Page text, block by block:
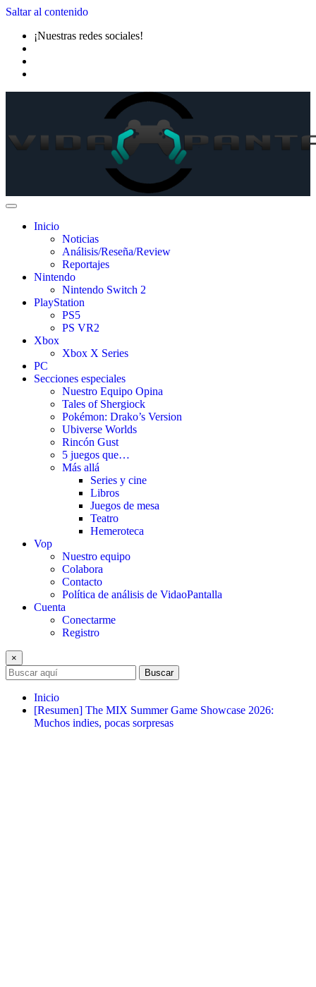
Saltar al contenido
¡Nuestras redes sociales!
Inicio
Noticias
Análisis/Reseña/Review
Reportajes
Nintendo
Nintendo Switch 2
PlayStation
PS5
PS VR2
Xbox
Xbox X Series
PC
Secciones especiales
Nuestro Equipo Opina
Tales of Shergiock
Pokémon: Drako’s Version
Ubiverse Worlds
Rincón Gust
5 juegos que…
Más allá
Series y cine
Libros
Juegos de mesa
Teatro
Hemeroteca
Vop
Nuestro equipo
Colabora
Contacto
Política de análisis de VidaoPantalla
Cuenta
Conectarme
Registro
×
Buscar
Inicio
[Resumen] The MIX Summer Game Showcase 2026:
Muchos indies, pocas sorpresas